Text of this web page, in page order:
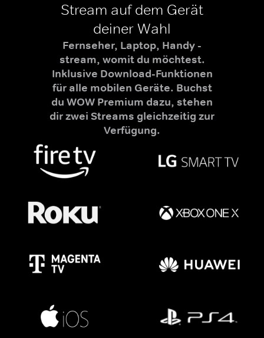
Stream auf dem Gerät
deiner Wahl
Fernseher, Laptop, Handy -
stream, womit du möchtest.
Inklusive Download-Funktionen
für alle mobilen Geräte. Buchst
du WOW Premium dazu, stehen
dir zwei Streams gleichzeitig zur
Verfügung.